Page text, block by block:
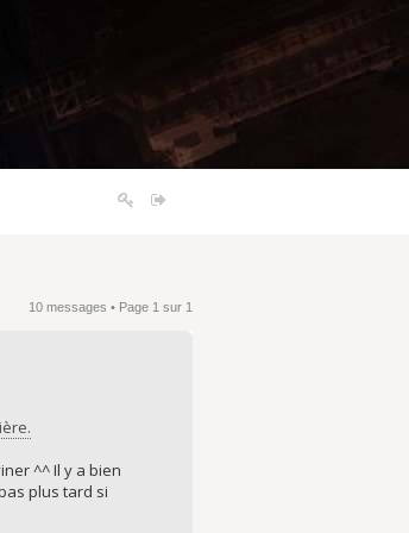
10 messages • Page 1 sur 1
^^ Il y a bien
plus tard si